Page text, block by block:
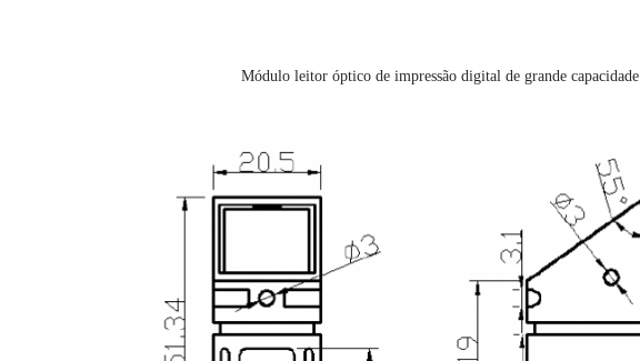
Módulo leitor óptico de impressão digital de grande capacidade